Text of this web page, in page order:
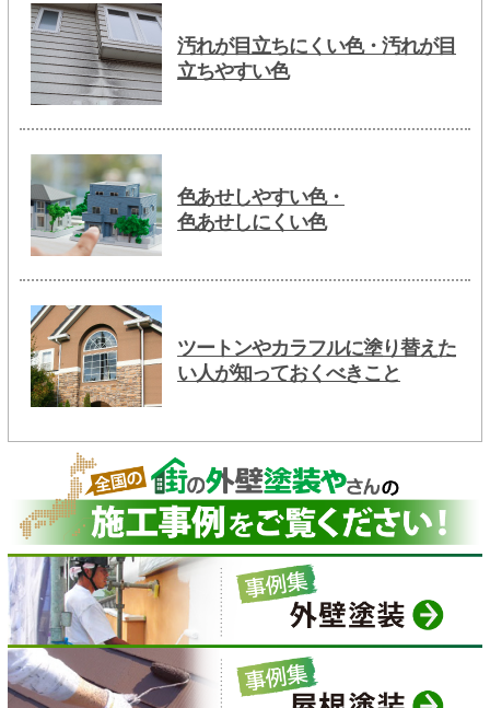
汚れが目立ちにくい色・汚れが目
立ちやすい色
色あせしやすい色・
色あせしにくい色
ツートンやカラフルに塗り替えた
い人が知っておくべきこと